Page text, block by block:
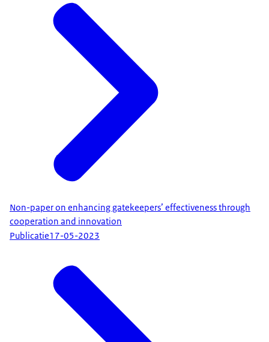
Non-paper on enhancing gatekeepers’ effectiveness through
cooperation and innovation
Publicatie17-05-2023